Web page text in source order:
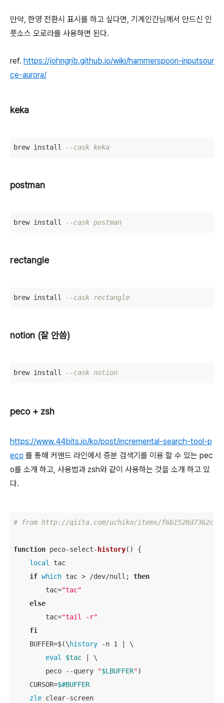
만약, 한영 전환시 표시를 하고 싶다면, 기계인간님께서 만드신 인
풋소스 오로라를 사용하면 된다.
ref. https://johngrib.github.io/wiki/hammerspoon-inputsour
ce-aurora/
keka
brew install --cask keka
postman
brew install --cask postman
rectangle
brew install --cask rectangle
notion (잘 안씀)
brew install --cask notion
peco + zsh
https://www.44bits.io/ko/post/incremental-search-tool-p
eco 를 통해 커맨드 라인에서 증분 검색기를 이용 할 수 있는 pec
o를 소개 하고, 사용법과 zsh와 같이 사용하는 것을 소개 하고 있
다.
# from http://qiita.com/uchiko/items/
function peco-select- history() {
local
tac
if which tac > /dev/null; then
        tac=
"tac"
else
        tac=
"tail -r"
fi
    BUFFER=$(\
history -n 1 | \
eval
$tac | \
        peco --query
"$LBUFFER")
    CURSOR=
$#BUFFER
zle clear-screen